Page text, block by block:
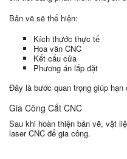
Bản vẽ sẽ thể hiện:
Kích thước thực tế
Hoa văn CNC
Kết cấu cửa
Phương án lắp đặt
Đây là bước quan trọng giúp
Gia Công Cắt CNC
Sau khi hoàn thiện bản vẽ, vật
laser CNC để gia công.